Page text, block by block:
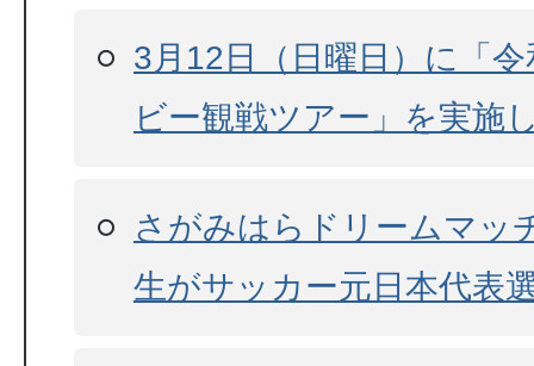
3月12日（日曜日）に「
ビー観戦ツアー」を実施
さがみはらドリームマッ
生がサッカー元日本代表